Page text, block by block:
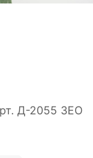
Д-2055 ЗЕО